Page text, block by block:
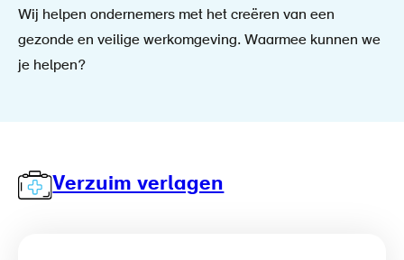
Wij helpen ondernemers met het creëren van een
gezonde en veilige werkomgeving. Waarmee kunnen we
je helpen?
Verzuim verlagen